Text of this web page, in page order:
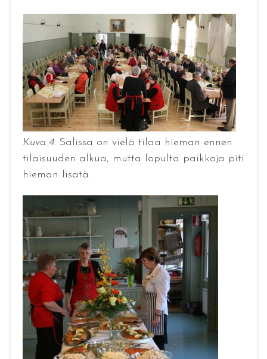
Kuva 4: Salissa on vielä tilaa hieman ennen
tilaisuuden alkua, mutta lopulta paikkoja piti
hieman lisätä.